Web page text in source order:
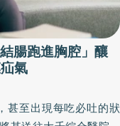
腸跑進胸腔」釀
氣
甚至出現每吃必吐的狀